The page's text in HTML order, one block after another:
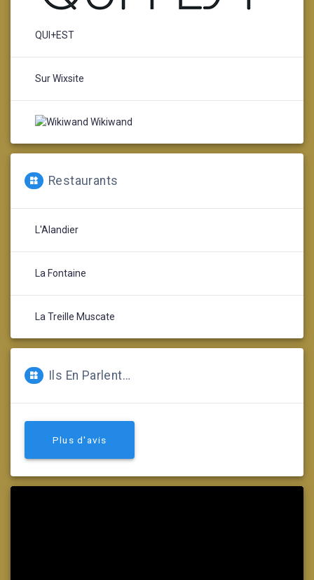
QUI+EST
Sur Wixsite
Wikiwand
Restaurants
L'Alandier
La Fontaine
La Treille Muscate
Ils En Parlent…
Plus d'avis